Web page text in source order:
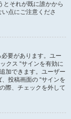
とそれが既に誰かから
点にご注意くださ
要があります。ユー
クス “サインを有効に
加できます。ユーザー
投稿画面の “サインを
際、チェックを外して